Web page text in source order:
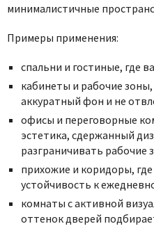
минималистичные
Примеры применения:
спальни и гостиные, где
кабинеты и рабочие
аккуратный фон и не
офисы и переговорные
эстетика, сдержанный
разграничивать рабочие
прихожие и коридоры,
устойчивость к
комнаты с активной
оттенок дверей